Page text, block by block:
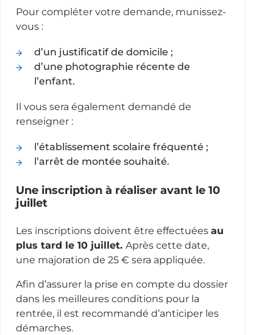
Pour compléter votre demande, munissez-
vous :
d’un justificatif de domicile ;
d’une photographie récente de
l’enfant.
Il vous sera également demandé de
renseigner :
l’établissement scolaire fréquenté ;
l’arrêt de montée souhaité.
Une inscription à réaliser avant le 10
juillet
Les inscriptions doivent être effectuées au
plus tard le 10 juillet. Après cette date,
une majoration de 25 € sera appliquée.
Afin d’assurer la prise en compte du dossier
dans les meilleures conditions pour la
rentrée, il est recommandé d’anticiper les
démarches.